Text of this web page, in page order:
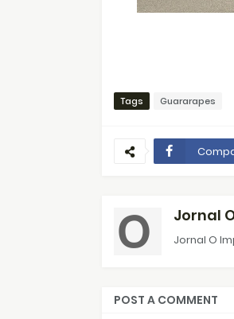
Tags Guararapes
Jornal
Jornal O
POST A COMMENT